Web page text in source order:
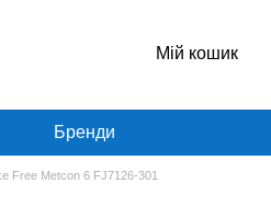
Мій кошик
Бренди
Free Metcon 6 FJ7126-301